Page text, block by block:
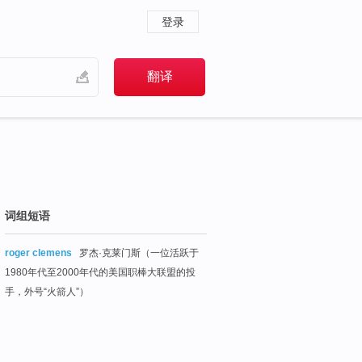
登录
词组短语
roger clemens
罗杰·克莱门斯（一位活跃于
1980年代至2000年代的美国职棒大联盟的投
手，外号“火箭人”）